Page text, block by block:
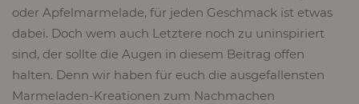
oder Apfelmarmelade, für jeden Geschmack ist etwas
dabei. Doch wem auch Letztere noch zu uninspiriert
sind, der sollte die Augen in diesem Beitrag offen
halten. Denn wir haben für euch die ausgefallensten
Marmeladen-Kreationen zum Nachmachen